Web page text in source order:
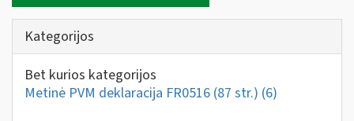
Kategorijos
Bet kurios kategorijos
Metinė PVM deklaracija FR0516 (87 str.) (6)